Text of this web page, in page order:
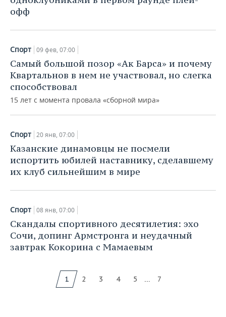
офф
Спорт 09 фев, 07:00
Самый большой позор «Ак Барса» и почему
Квартальнов в нем не участвовал, но cлегка
способствовал
15 лет с момента провала «сборной мира»
Спорт 20 янв, 07:00
Казанские динамовцы не посмели
испортить юбилей наставнику, сделавшему
их клуб сильнейшим в мире
Спорт 08 янв, 07:00
Скандалы спортивного десятилетия: эхо
Сочи, допинг Армстронга и неудачный
завтрак Кокорина с Мамаевым
1 2 3 4 5 ... 7